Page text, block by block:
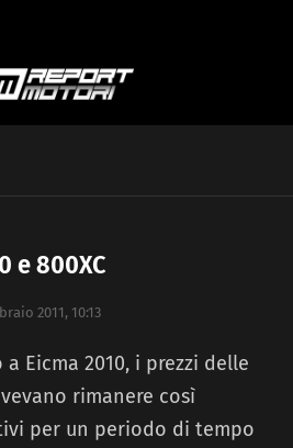
e 800XC
2011, 10:13
Eicma 2010, i prezzi delle
rimanere così
per un periodo di tempo